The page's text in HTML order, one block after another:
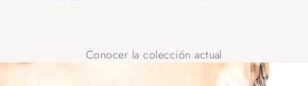
Conocer la colección actual